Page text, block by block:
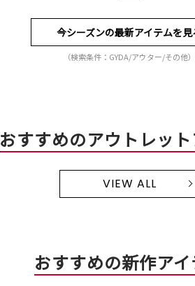
今シーズンの最新アイテムを見
（検索条件：GYDA/アウター/その他）
おすすめのアウトレッ
VIEW ALL
おすすめの新作ア